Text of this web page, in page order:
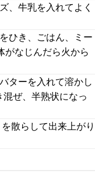
、牛乳を入れてよく
ひき、ごはん、ミー
がなじんだら火から
ターを入れて溶かし
ぜ、半熟状になっ
散らして出来上がり